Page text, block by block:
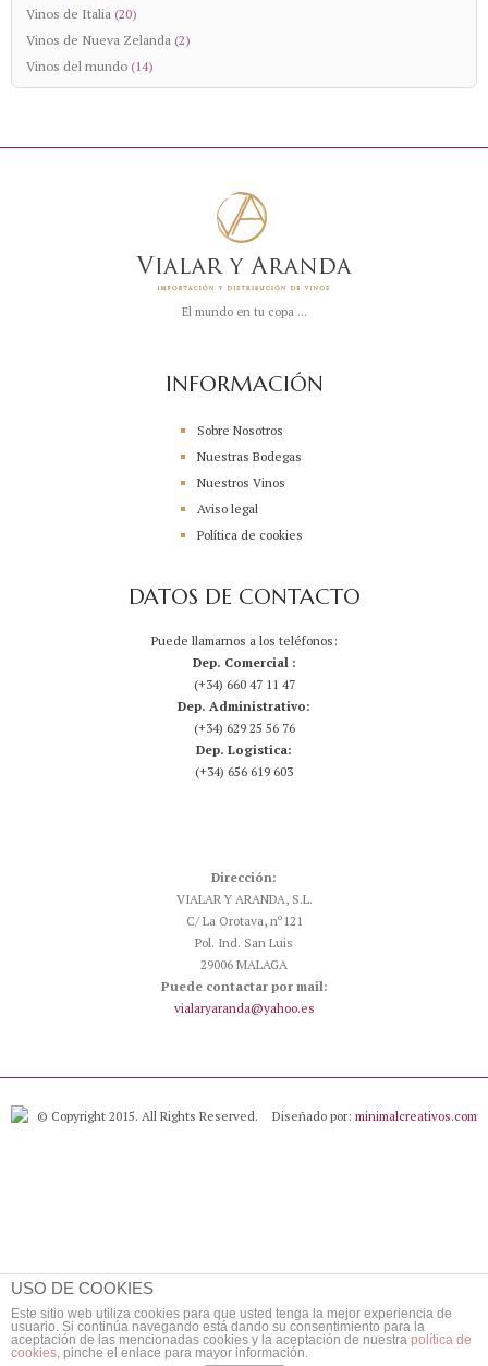
Vinos de Italia (20)
Vinos de Nueva Zelanda (2)
Vinos del mundo (14)
El mundo en tu copa ...
INFORMACIÓN
Sobre Nosotros
Nuestras Bodegas
Nuestros Vinos
Aviso legal
Política de cookies
DATOS DE CONTACTO
Puede llamarnos a los teléfonos:
Dep. Comercial :
(+34) 660 47 11 47
Dep. Administrativo:
(+34) 629 25 56 76
Dep. Logistica:
(+34) 656 619 603
Dirección:
VIALAR Y ARANDA, S.L.
C/ La Orotava, nº121
Pol. Ind. San Luis
29006 MALAGA
Puede contactar por mail:
vialaryaranda@yahoo.es
© Copyright 2015. All Rights Reserved. Diseñado por: minimalcreativos.com
USO DE COOKIES
Este sitio web utiliza cookies para que usted tenga la mejor experiencia de
usuario. Si continúa navegando está dando su consentimiento para la
aceptación de las mencionadas cookies y la aceptación de nuestra política de
cookies, pinche el enlace para mayor información.